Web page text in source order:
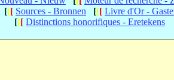
[[[ Sources - Bronnen [[[ Livre d'Or -
[[[ Distinctions honorifiques - Eretekens